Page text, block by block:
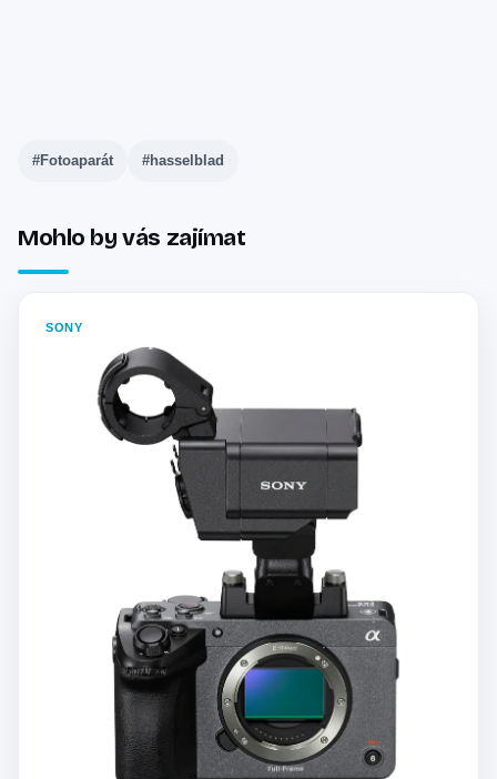
#Fotoaparát #hasselblad
Mohlo by vás zajímat
SONY